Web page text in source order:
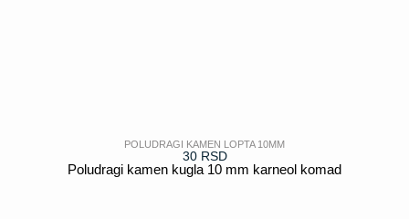
POLUDRAGI KAMEN LOPTA 10MM
30 RSD
Poludragi kamen kugla 10 mm karneol komad